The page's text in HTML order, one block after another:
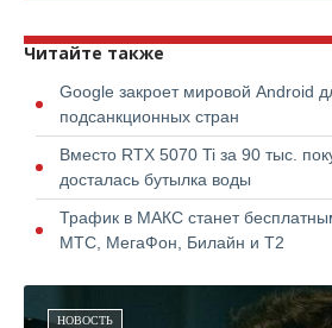
Читайте также
Google закроет мировой Android
подсанкционных стран
Вместо RTX 5070 Ti за 90 тыс.
досталась бутылка воды
Трафик в МАКС станет
МТС, МегаФон, Билайн и Т2
НОВОСТЬ